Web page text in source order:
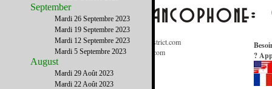
Informations Générales:Contact@FrenchDistrict.com
Publicité / Médias:Publicite@FrenchDistrict.com
Annuaire:Annuaire@FrenchDistrict.com
:Redaction@FrenchDistrict.com
Webmaster:Webmaster@FrenchDistrict.com
?
September
Mardi 26 Septembre 2023
Mardi 19 Septembre 2023
Mardi 12 Septembre 2023
Mardi 5 Septembre 2023
August
Mardi 29 Août 2023
Mardi 22 Août 2023